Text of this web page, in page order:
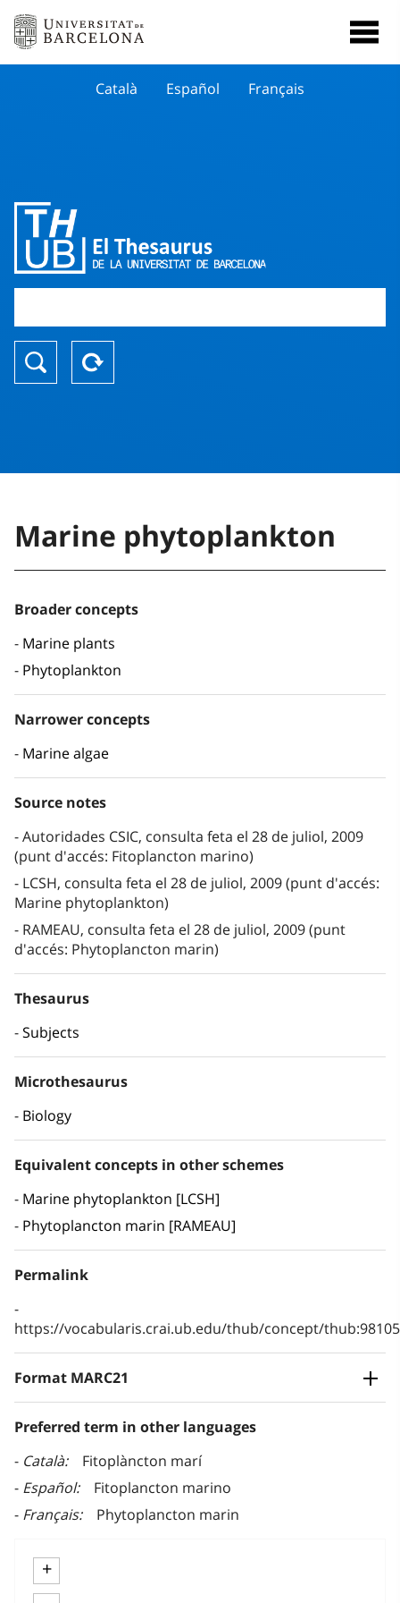
Català Español Français
Marine phytoplankton
Broader concepts
Marine plants
Phytoplankton
Narrower concepts
Marine algae
Source notes
Autoridades CSIC, consulta feta el 28 de juliol, 2009
(punt d'accés: Fitoplancton marino)
LCSH, consulta feta el 28 de juliol, 2009 (punt d'accés:
Marine phytoplankton)
RAMEAU, consulta feta el 28 de juliol, 2009 (punt
d'accés: Phytoplancton marin)
Thesaurus
Subjects
Microthesaurus
Biology
Equivalent concepts in other schemes
Marine phytoplankton [LCSH]
Phytoplancton marin [RAMEAU]
Permalink
https://vocabularis.crai.ub.edu/thub/concept/
Format MARC21
Preferred term in other languages
Català
Fitoplàncton marí
Español
Fitoplancton marino
Français
Phytoplancton marin
+